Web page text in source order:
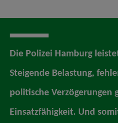
Die Polizei Hamburg
Steigende Belastung,
politische Verzögerungen
Einsatzfähigkeit. Und